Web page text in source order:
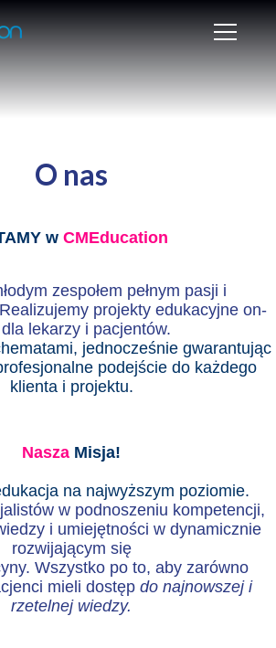
O nas
w CMEducation
zespołem pełnym pasji i
projekty edukacyjne on-
lekarzy i pacjentów.
jednocześnie gwarantując
podejście do każdego
klienta i projektu.
Nasza Misja!
na najwyższym poziomie.
w podnoszeniu kompetencji,
i umiejętności w dynamicznie
rozwijającym się
Wszystko po to, aby zarówno
mieli dostęp do najnowszej i
rzetelnej wiedzy.